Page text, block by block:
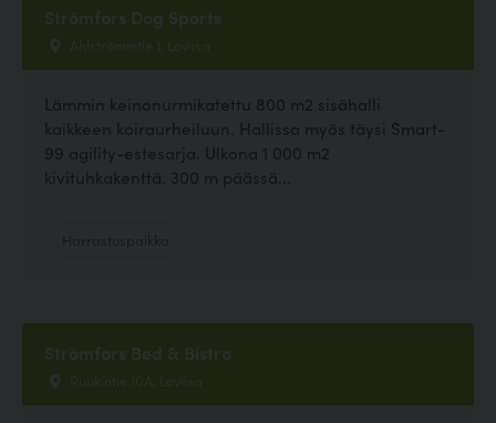
Strömfors Dog Sports
Ahlströmintie 1, Loviisa
Lämmin keinonurmikatettu 800 m2 sisähalli
kaikkeen koiraurheiluun. Hallissa myös täysi Smart-
99 agility-estesarja. Ulkona 1 000 m2
kivituhkakenttä. 300 m päässä...
Strömfors Bed & Bistro
Ruukintie 10A, Loviisa